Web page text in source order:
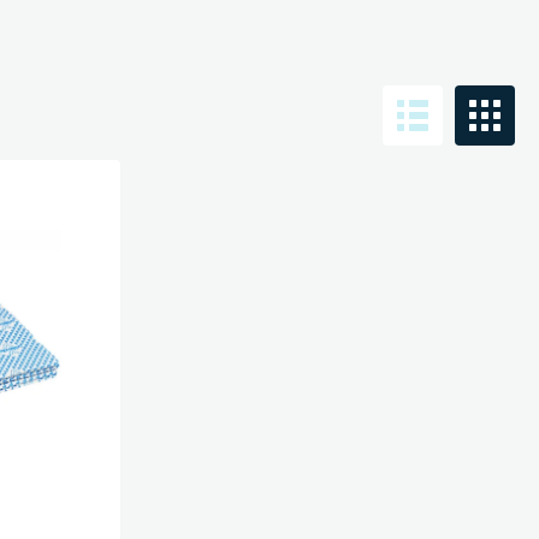
и грилей
Санузел и туалетная комната